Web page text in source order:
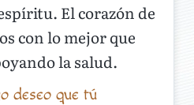
El corazón de
con lo mejor que
la salud.
deseo que tú